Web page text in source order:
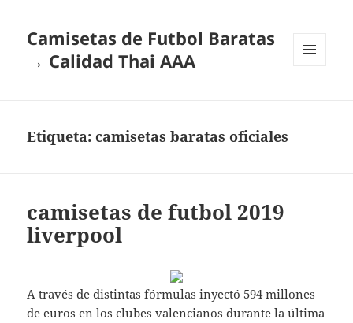
Camisetas de Futbol Baratas
→ Calidad Thai AAA
Etiqueta:camisetas baratas oficiales
camisetas de futbol 2019
liverpool
A través de distintas fórmulas inyectó 594 millones
de euros en los clubes valencianos durante la última